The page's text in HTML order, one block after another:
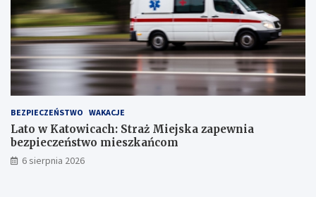
BEZPIECZEŃSTWO WAKACJE
Lato w Katowicach: Straż Miejska zapewnia
bezpieczeństwo mieszkańcom
6 sierpnia 2026